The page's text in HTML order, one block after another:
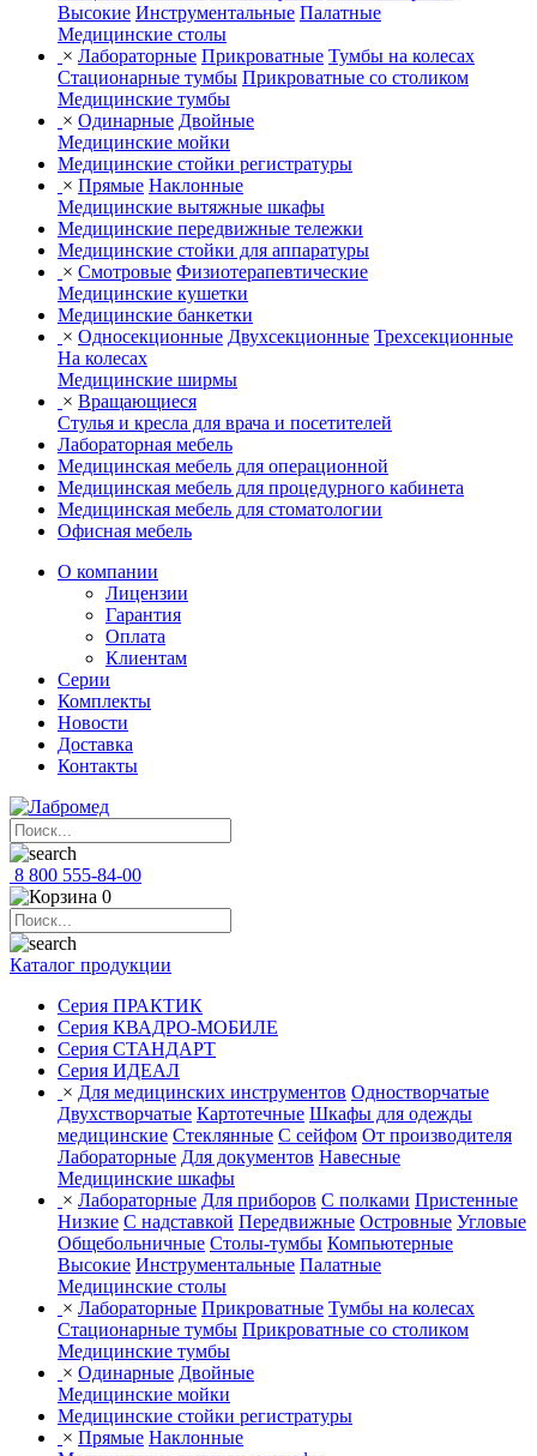
Высокие Инструментальные Палатные
Медицинские столы
× Лабораторные Прикроватные Тумбы на колесах
Стационарные тумбы Прикроватные со столиком
Медицинские тумбы
× Одинарные Двойные
Медицинские мойки
Медицинские стойки регистратуры
× Прямые Наклонные
Медицинские вытяжные шкафы
Медицинские передвижные тележки
Медицинские стойки для аппаратуры
× Смотровые Физиотерапевтические
Медицинские кушетки
Медицинские банкетки
× Односекционные Двухсекционные Трехсекционные
На колесах
Медицинские ширмы
× Вращающиеся
Стулья и кресла для врача и посетителей
Лабораторная мебель
Медицинская мебель для операционной
Медицинская мебель для процедурного кабинета
Медицинская мебель для стоматологии
Офисная мебель
О компании
Лицензии
Гарантия
Оплата
Клиентам
Серии
Комплекты
Новости
Доставка
Контакты
8 800 555-84-00
0
Каталог продукции
Серия ПРАКТИК
Серия КВАДРО-МОБИЛЕ
Серия СТАНДАРТ
Серия ИДЕАЛ
× Для медицинских инструментов Одностворчатые
Двухстворчатые Картотечные Шкафы для одежды
медицинские Стеклянные С сейфом От производителя
Лабораторные Для документов Навесные
Медицинские шкафы
× Лабораторные Для приборов С полками Пристенные
Низкие С надставкой Передвижные Островные Угловые
Общебольничные Столы-тумбы Компьютерные
Высокие Инструментальные Палатные
Медицинские столы
× Лабораторные Прикроватные Тумбы на колесах
Стационарные тумбы Прикроватные со столиком
Медицинские тумбы
× Одинарные Двойные
Медицинские мойки
Медицинские стойки регистратуры
× Прямые Наклонные